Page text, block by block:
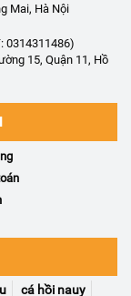
Mai, Hà Nội
0314311486)
15, Quận 11, Hồ
cá hồi nauy